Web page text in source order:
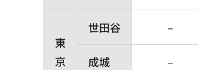
東
京
世田谷 －
成城 －